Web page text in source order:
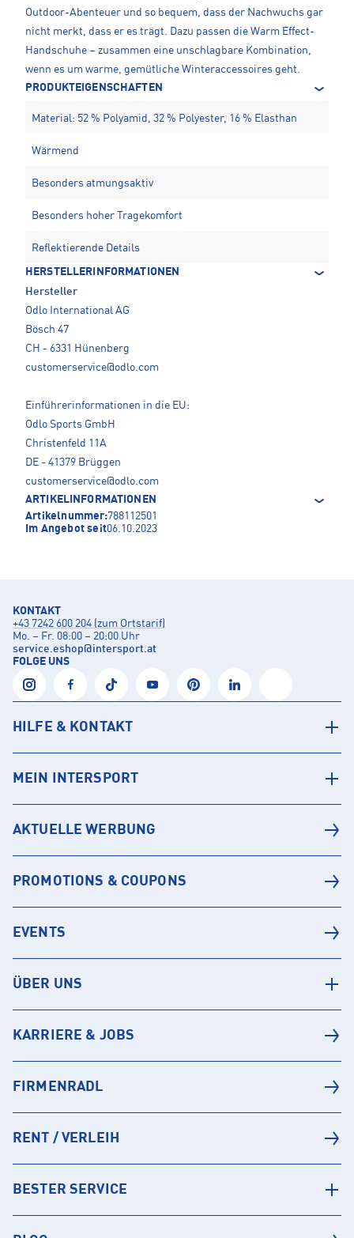
Outdoor-Abenteuer und so bequem, dass der Nachwuchs gar
nicht merkt, dass er es trägt. Dazu passen die Warm Effect-
Handschuhe – zusammen eine unschlagbare Kombination,
wenn es um warme, gemütliche Winteraccessoires geht.
PRODUKTEIGENSCHAFTEN
Material: 52 % Polyamid, 32 % Polyester, 16 % Elasthan
Wärmend
Besonders atmungsaktiv
Besonders hoher Tragekomfort
Reflektierende Details
HERSTELLERINFORMATIONEN
Hersteller
Odlo International AG
Bösch 47
CH - 6331 Hünenberg
customerservice@odlo.com
Einführerinformationen in die EU:
Odlo Sports GmbH
Christenfeld 11A
DE - 41379 Brüggen
customerservice@odlo.com
ARTIKELINFORMATIONEN
Artikelnummer:788112501
Im Angebot seit06.10.2023
KONTAKT
+43 7242 600 204 (zum Ortstarif)
Mo. – Fr. 08:00 – 20:00 Uhr
service.eshop@intersport.at
FOLGE UNS
HILFE & KONTAKT
MEIN INTERSPORT
AKTUELLE WERBUNG
PROMOTIONS & COUPONS
EVENTS
ÜBER UNS
KARRIERE & JOBS
FIRMENRADL
RENT / VERLEIH
BESTER SERVICE